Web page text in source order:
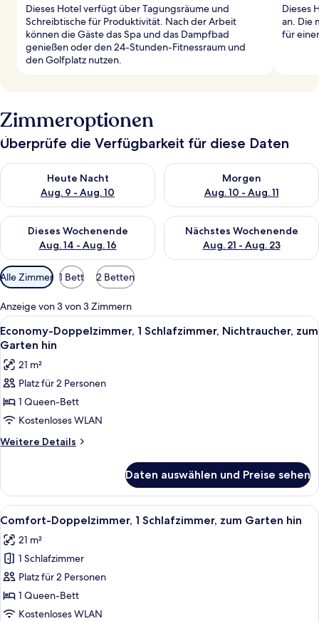
Dieses Hotel verfügt über Tagungsräume und
Schreibtische für Produktivität. Nach der Arbeit
können die Gäste das Spa und das Dampfbad
genießen oder den 24-Stunden-Fitnessraum und
den Golfplatz nutzen.
Dieses
an. Die
für
Zimmeroptionen
Überprüfe die Verfügbarkeit für diese Daten
Heute Nacht
Aug. 9 - Aug. 10
Überprüfe die Verfügbarkeit für heute Nacht, Aug. 9 - Aug.
Morgen
Aug. 10 - Aug. 11
Überprüfe die Verfügbarkeit
Dieses Wochenende
Aug. 14 - Aug. 16
Überprüfe die Verfügbarkeit für dieses Wochenende, Aug. 14
Nächstes Wochenende
Aug. 21 - Aug. 23
Überprüfe die Verfügbarkeit
Verfügbare
Filter
für
Zimmer
Alle Zimmer 1 Bett 2 Betten
Anzeige von 3 von 3 Zimmern
Alle
Fotos
für
Economy-
Doppelzimmer,
1
Schlafzimmer,
Nichtraucher,
hin
anzeigen
Ein Doppelbett mit weißen
4
Economy-Doppelzimmer, 1 Schlafzimmer, Nichtraucher, zum
Garten hin
21 m²
Platz für 2 Personen
1 Queen-Bett
Kostenloses WLAN
Weitere Details
Weitere
Doppelzimmer,
Schlafzimmer,
zum
Garten
Daten auswählen und Preise sehen
Alle
Fotos
für
Comfort-
Doppelzimmer,
1
Schlafzimmer,
Ein Hotelzimmer mit Bett,
5
Comfort-Doppelzimmer, 1 Schlafzimmer, zum Garten hin
21 m²
1 Schlafzimmer
Platz für 2 Personen
1 Queen-Bett
Kostenloses WLAN